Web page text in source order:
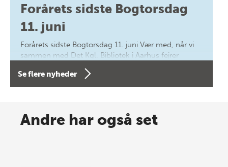
Forårets sidste Bogtorsdag
11. juni
Forårets sidste Bogtorsdag 11. juni Vær med, når vi
sammen med Det Kgl. Bibliotek i Aarhus fejrer
forfatterne bag vores nyes…
Spar op til 70% til sommer-
Se flere nyheder
Andre har også set